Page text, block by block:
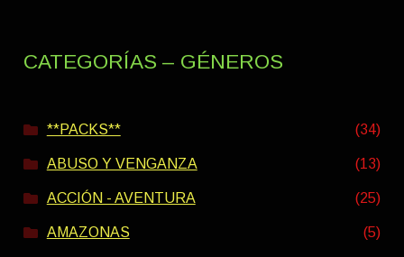
CATEGORÍAS – GÉNEROS
**PACKS** (34)
ABUSO Y VENGANZA (13)
ACCIÓN - AVENTURA (25)
AMAZONAS (5)